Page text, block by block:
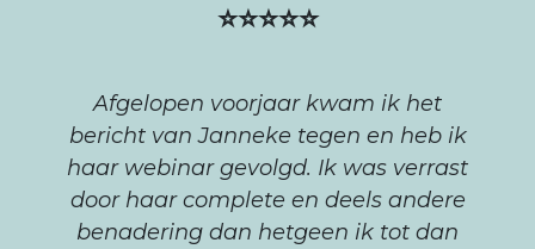
⭐⭐⭐⭐⭐
Afgelopen voorjaar kwam ik het
bericht van Janneke tegen en heb ik
haar webinar gevolgd. Ik was verrast
door haar complete en deels andere
benadering dan hetgeen ik tot dan